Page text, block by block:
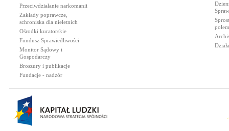
Przeciwdziałanie narkomanii
Zakłady poprawcze,
schroniska dla nieletnich
Ośrodki kuratorskie
Fundusz Sprawiedliwości
Monitor Sądowy i
Gospodarczy
Broszury i publikacje
Fundacje - nadzór